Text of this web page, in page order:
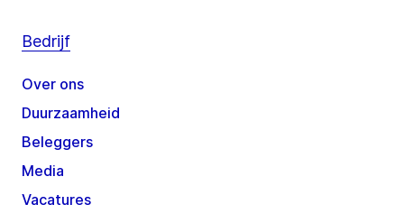
Bedrijf
Over ons
Duurzaamheid
Beleggers
Media
Vacatures